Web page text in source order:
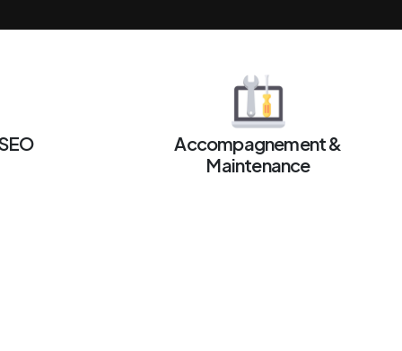
Accompagnement &
Maintenance